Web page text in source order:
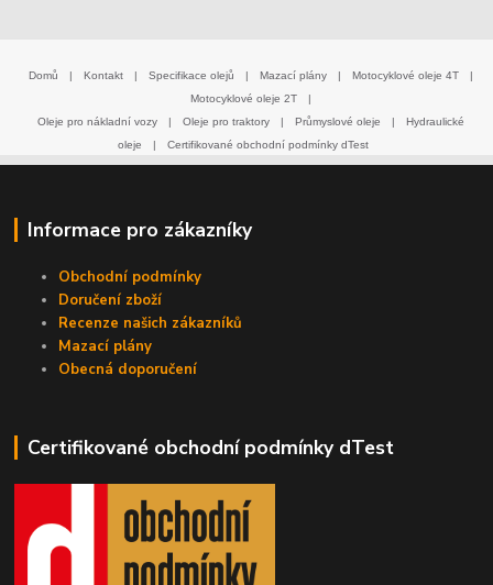
Domů | Kontakt | Specifikace olejů | Mazací plány | Motocyklové oleje 4T
|
Motocyklové oleje 2T
|
Oleje pro nákladní vozy
| Oleje pro traktory | Průmyslové oleje |
Hydraulické
oleje
| Certifikované obchodní podmínky dTest
Informace pro zákazníky
Obchodní podmínky
Doručení zboží
Recenze našich zákazníků
Mazací plány
Obecná doporučení
Certifikované obchodní podmínky dTest